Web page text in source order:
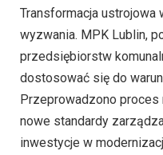
Transformacja ustrojowa
wyzwania. MPK Lublin,
przedsiębiorstw
dostosować się do
Przeprowadzono
nowe standardy
inwestycje w